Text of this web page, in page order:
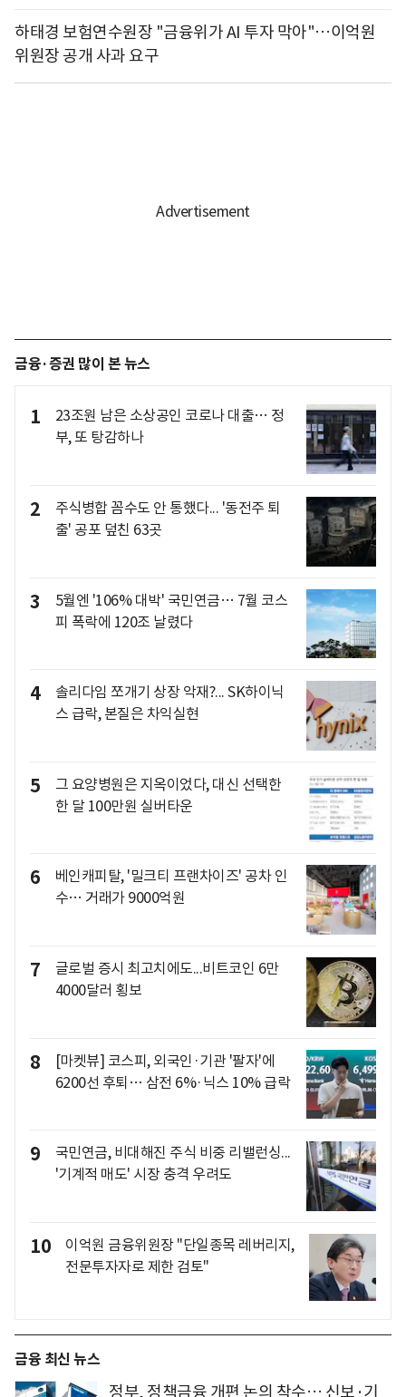
하태경 보험연수원장 "금융위가 AI 투자 막아"…이억원
위원장 공개 사과 요구
금융·증권 많이 본 뉴스
1
23조원 남은 소상공인 코로나 대출… 정
부, 또 탕감하나
2
주식병합 꼼수도 안 통했다... '동전주 퇴
출' 공포 덮친 63곳
3
5월엔 '106% 대박' 국민연금… 7월 코스
피 폭락에 120조 날렸다
4
솔리다임 쪼개기 상장 악재?... SK하이닉
스 급락, 본질은 차익실현
5
그 요양병원은 지옥이었다, 대신 선택한
한 달 100만원 실버타운
6
베인캐피탈, '밀크티 프랜차이즈' 공차 인
수… 거래가 9000억원
7
글로벌 증시 최고치에도...비트코인 6만
4000달러 횡보
8
[마켓뷰] 코스피, 외국인·기관 '팔자'에
6200선 후퇴… 삼전 6%·닉스 10% 급락
9
국민연금, 비대해진 주식 비중 리밸런싱...
'기계적 매도' 시장 충격 우려도
10
이억원 금융위원장 "단일종목 레버리지,
전문투자자로 제한 검토"
금융 최신 뉴스
정부, 정책금융 개편 논의 착수… 신보·기